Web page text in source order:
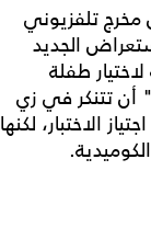
تلفزيوني
الجديد
طفلة
أن تتنكر في زي
الاختبار، لكنها